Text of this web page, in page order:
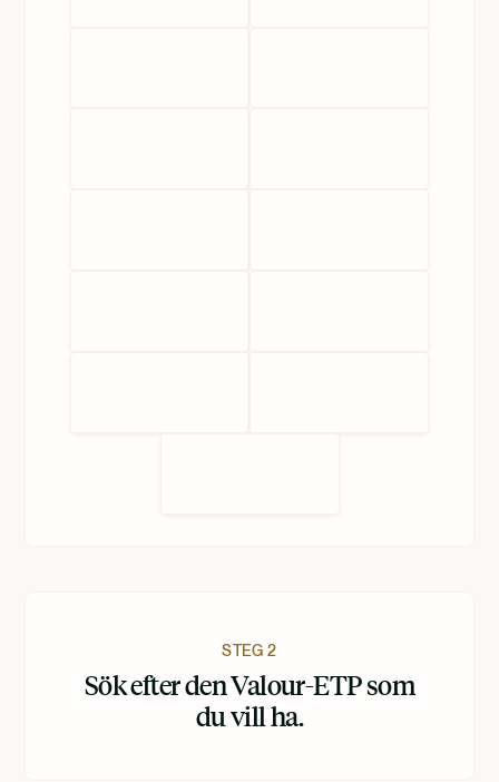
STEG 2
Sök efter den Valour-ETP som
du vill ha.